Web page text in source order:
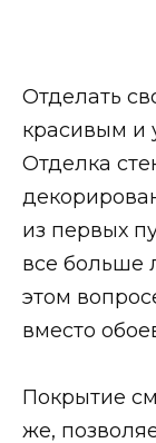
Отделать
красивым и
Отделка
из первых
все больше
этом
вместо
Покрытие
же,